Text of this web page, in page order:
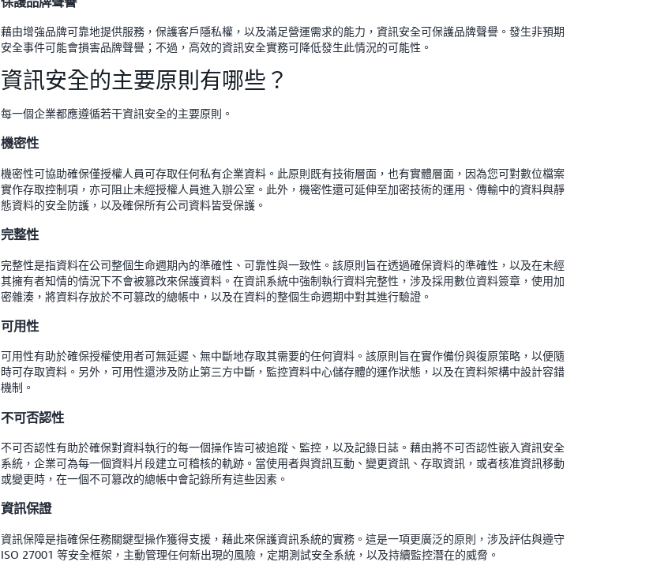
藉由增強品牌可靠地提供服務，保護客戶隱私權，以及滿足營運需求的能力，資訊安全可保護品牌聲譽。發生非預期
安全事件可能會損害品牌聲譽；不過，高效的資訊安全實務可降低發生此情況的可能性。
資訊安全的主要原則有哪些？
每一個企業都應遵循若干資訊安全的主要原則。
機密性
機密性可協助確保僅授權人員可存取任何私有企業資料。此原則既有技術層面，也有實體層面，因為您可對數位檔案
實作存取控制項，亦可阻止未經授權人員進入辦公室。此外，機密性還可延伸至加密技術的運用、傳輸中的資料與靜
態資料的安全防護，以及確保所有公司資料皆受保護。
完整性
完整性是指資料在公司整個生命週期內的準確性、可靠性與一致性。該原則旨在透過確保資料的準確性，以及在未經
其擁有者知情的情況下不會被篡改來保護資料。在資訊系統中強制執行資料完整性，涉及採用數位資料簽章，使用加
密雜湊，將資料存放於不可篡改的總帳中，以及在資料的整個生命週期中對其進行驗證。
可用性
可用性有助於確保授權使用者可無延遲、無中斷地存取其需要的任何資料。該原則旨在實作備份與復原策略，以便隨
時可存取資料。另外，可用性還涉及防止第三方中斷，監控資料中心儲存體的運作狀態，以及在資料架構中設計容錯
機制。
不可否認性
不可否認性有助於確保對資料執行的每一個操作皆可被追蹤、監控，以及記錄日誌。藉由將不可否認性嵌入資訊安全
系統，企業可為每一個資料片段建立可稽核的軌跡。當使用者與資訊互動、變更資訊、存取資訊，或者核准資訊移動
或變更時，在一個不可篡改的總帳中會記錄所有這些因素。
資訊保證
資訊保障是指確保任務關鍵型操作獲得支援，藉此來保護資訊系統的實務。這是一項更廣泛的原則，涉及評估與遵守
ISO 27001 等安全框架，主動管理任何新出現的風險，定期測試安全系統，以及持續監控潛在的威脅。